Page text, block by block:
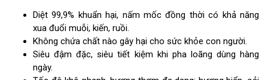
Diệt 99,9% khuẩn hại, nấm mốc đồng thời có khả năng
xua đuổi muỗi, kiến, ruồi.
Không chứa chất nào gây hại cho sức khỏe con người.
Siêu đậm đặc, siêu tiết kiệm khi pha loãng dùng hàng
ngày.